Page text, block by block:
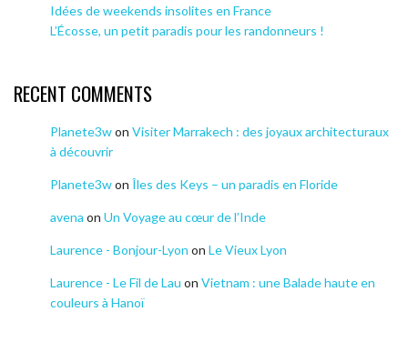
Idées de weekends insolites en France
L’Écosse, un petit paradis pour les randonneurs !
RECENT COMMENTS
Planete3won Visiter Marrakech : des joyaux architecturaux
à découvrir
Planete3won Îles des Keys – un paradis en Floride
avena on Un Voyage au cœur de l’Inde
Laurence - Bonjour-Lyon on Le Vieux Lyon
Laurence - Le Fil de Lau on Vietnam : une Balade haute en
couleurs à Hanoï